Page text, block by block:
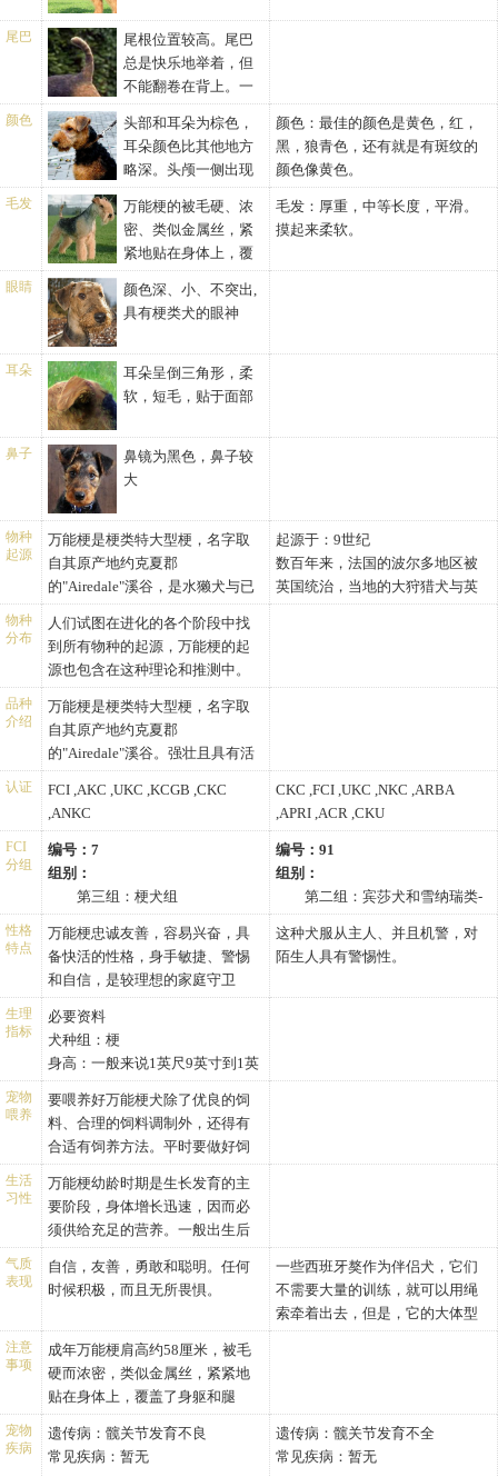
及伴侣犬，经过训练可成为很好
的工作犬，捕猎犬等，该品种曾
被用于英国军队用犬，可塑性很
强。
尾巴
尾根位置较高。尾巴
总是快乐地举着，但
不能翻卷在背上。一
般长度，有力。
颜色
头部和耳朵为棕色，
耳朵颜色比其他地方
略深。头颅一侧出现
深色阴影是允许的。大腿和肘部
以下、身躯下半部分及胸部也是
棕色，棕色还延伸到肩膀。身躯
上半部分两侧，应该是黑色或深
灰色。黑色中有时会混有红色，
但不被欢迎。胸部有白色斑是这
一品种某些品系特有的特征。
颜色：最佳的颜色是黄色，红，
黑，狼青色，还有就是有斑纹的
颜色像黄色。
毛发
万能梗的被毛硬、浓
密、类似金属丝，紧
紧地贴在身体上，覆
盖了身躯和腿部。最硬的一些毛
发呈卷曲状或轻微的波纹状。在
坚硬的毛发下面，是长度较短而
且较软的底毛。毛发厚而硬，呈
钢丝状，致密地盖住躯体及腿
部。有些硬毛微微呈波浪式，硬
毛下部应有一层柔软的内层毛。
毛发：厚重，中等长度，平滑。
摸起来柔软。
眼睛
颜色深、小、不突出,
具有梗类犬的眼神
耳朵
耳朵呈倒三角形，柔
软，短毛，贴于面部
鼻子
鼻镜为黑色，鼻子较
大
物种
起源
万能梗是梗类特大型梗，名字取
自其原产地约克夏郡
的"Airedale"溪谷，是水獭犬与已
经绝种的黑褐梗配种改良产生的
品种，强壮且具有活力，通常用
来猎水獭。愿意游泳，尤其喜欢
在水中生活。通常被用来猎水
獭、熊、狼、山猪、雄鹿等。万
能梗被用在非洲，印度、加拿大
以及美国的许多行业中。在德国
和英国，它们是最早被用作警犬
的品种之一。由于它们不会因为
受伤而畏惧下一次的任务，在一
些战争中被用来送信。一次世界
大战时，首次被英国陆军当作守
卫及传令任务的军犬使用。曾有
一只名叫杰克的万能梗，因在战
场上勇敢，死后荣获维多利亚十
字勋章。这种性格使其受到许多
警犬养殖场的饲养者和主人的青
睐，其中许多是妇女，这些妇女
以养有该品种的犬为荣。它们给
许多热心的主人留下了非常好的
印象，这些主人将其视为家庭中
忠诚的好伴侣，好守护者。
起源于：9世纪
数百年来，法国的波尔多地区被
英国统治，当地的大狩猎犬与英
国獒，还有西班牙的同类犬杂交
的得以流行的犬种之一，这一古
老的品种几个世纪以来，仍在牧
羊。西班牙牧羊犬协会麦斯塔
（Mesta）记录了15世纪以来这一
大体型的品种，是如何保护羊群
免受狼伤害的。
物种
分布
人们试图在进化的各个阶段中找
到所有物种的起源，万能梗的起
源也包含在这种理论和推测中。
其中记载了的英国犬中，有的与
后来的梗极其相似，短毛梗或老
英国梗无疑也是其分支。
一些权威人士认为这种灭绝了的
棕黑色品种与爱尔兰梗、猎狐
梗、威尔士梗和万 能梗有着共同
的祖先。总的来说，体重从7.71—
13.61千克的各种体形与大小的犬
组成了该品种进化树的根，它们
被具有冒险精神的约克夏人饲
养，用来捕捉狐狸、獾、黄鼠
狼、貂，水獭、水老鼠，以及在
考纳（colne)卡尔德(Culder)、沃
弗（worfe）和艾诺(Aire）的河谷
里做小游戏。这种忠诚的伴侣与
守卫者，尽管十分机敏，有出色
的视力、听力和从不疲倦的勇
气，但缺乏狩猎时有用灵敏的鼻
子和像短毛水獭猎犬一样的游泳
能力，正是鉴于此点，有人建设
性地试图将这两个品种进行杂
交，以期出现一种更好的，而且
具有两者品质更强壮的梗。
从1864年开始，此种幼犬被称为
工作梗、水上梗（waterside）和
比格利（Bingly）梗。它们在当
地的农业展览会上的数目越来越
期发展中。
1879年，在比格利约克夏的万能
梗农业展览会上，最先给出了万
能梗的标准。斯凯顿
（Skipton）、布拉德福德
(Bradford）、凯格利（Keighley）
品种
介绍
万能梗是梗类特大型梗，名字取
自其原产地约克夏郡
的"Airedale"溪谷。强壮且具有活
力，愿意游泳，尤其喜欢在水中
生活。 万能梗是水獭犬与已经绝
种的黑褐梗配种改良产生的品
种。通常被用来猎水獭，熊，
狼，山猪，雄鹿等。一次世界大
战时，首次被英国陆军当作守卫
及传令任务的军犬使用。曾有一
只名叫杰克的万能梗， 因在战场
上勇敢，死后荣获维多利亚十字
勋章。万能梗忠诚友善，是较理
想的家庭守卫犬，也有较顽固的
一面，饲养者要以严格的态度来
训练和关心它。 万能梗的优点是
不脱毛。属于活力旺盛的狗，每
日必须坚持长距离散步。
认证
FCI ,AKC ,UKC ,KCGB ,CKC
,ANKC
CKC ,FCI ,UKC ,NKC ,ARBA
,APRI ,ACR ,CKU
FCI
分组
编号：7
组别：
第三组：梗犬组
身高：
雄性万能梗肩高22.1-24.0英
寸（56.0-61.0厘米）
雌性万能梗肩高22.1-22.9英
寸（56.0-58.0厘米）
体重：
雄性万能梗体重50.7-63.9磅
（23.0-29.0公斤）
雌性万能梗体重39.7-44.1磅
（18.0-20.0公斤）
头部：
头部：头颅和脸在外观上只
有很小的差异。头颅应该很
长，而且平坦，耳朵间距离
不能太宽，眼睛间距离略
窄。头皮没有皱纹、止部勉
强可见，面颊不丰满。
但不能指向眼睛，小但与整
体尺寸比例恰当。耳朵的折
叠线应该与头顶处于同一水
平线。
面颊：深、结实、有力、而
且肌肉发达。填满眼睛前的
编号：91
组别：
第二组：宾莎犬和雪纳瑞类-
獒犬、瑞士山地犬和瑞士牧
牛犬组
身高：
体重：
耳朵：耳朵长在头后面，不
大，呈尖形，而且往下垂。
眼睛：眼睛被下垂的下眼睑
包围。
颈部：广泛，扎实，强壮，
灵活。皮肤厚重并且松散。
身躯：呈矩形，强壮，表现
性格
特点
万能梗忠诚友善，容易兴奋，具
备快活的性格，身手敏捷、警惕
和自信，是较理想的家庭守卫
犬，它也有较顽固的一面，饲养
者要以严格的态度来训练和关心
它。万能梗的优点是不脱毛，属
于活力旺盛的狗，每日必须坚持
长距离散步。这种犬曾经在战争
中充当传信犬，由此可见它的勇
敢和果断。但是这种盛气凌人也
会成为和其他动物不合的原因，
要严格训练。另外，尽管生来活
力旺盛，如不提供激烈运动，其
美丽的体型也会变形。
这种犬服从主人、并且机警，对
陌生人具有警惕性。
生理
指标
必要资料
犬种组：梗
身高：一般来说1英尺9英寸到1英
尺11英寸高的肩膀
重量：一般40至65磅
寿命：10至13岁
宠物
喂养
要喂养好万能梗犬除了优良的饲
料、合理的饲料调制外，还得有
合适有饲养方法。平时要做好饲
喂记录，多向有经验的人请教，
一般来说其饲喂要点如下：
①喂犬要定时、定量、固定地
点。定时能养成犬的定时条件反
射，分泌胃液，增加食欲，促进
消化吸收。一般成年犬每天喂2
喂。1岁以下的犬，每天喂3次;3
月龄以内的犬，每天喂4次;2月龄
以内的仔犬，每天喂5次。犬的食
料花样可以翻新，但数量要要相
对稳定。喂食地点犬舍内外均
可，但一般在犬舍内喂犬。固定
生活
习性
万能梗幼龄时期是生长发育的主
要阶段，身体增长迅速，因而必
须供给充足的营养。一般出生后
头3个月主要增长躯体和体重，
4~6个月主要是增加体长，7个月
后主要长体高。因此，应按不同
断奶后的幼犬，由于生活条件的
突然改变，往往显得不安，食欲
不振，容易生病，这时所选的饲
料要适口性好，易于消化。
3个月内的幼犬每天至少喂4次。
对于食欲差的犬可采用先喂次
气质
表现
自信，友善，勇敢和聪明。任何
时候积极，而且无所畏惧。
一些西班牙獒作为伴侣犬，它们
不需要大量的训练，就可以用绳
索牵着出去，但是，它的大体型
使它不能成为受欢迎的宠物。它
注意
事项
成年万能梗肩高约58厘米，被毛
硬而浓密，类似金属丝，紧紧地
贴在身体上，覆盖了身躯和腿
部，最硬的一些毛发呈卷曲状或
轻微的波纹状。在坚硬的毛发下
面，是长度较短而且较软的底
宠物
疾病
遗传病：髋关节发育不良
常见疾病：暂无
遗传病：髋关节发育不全
常见疾病：暂无